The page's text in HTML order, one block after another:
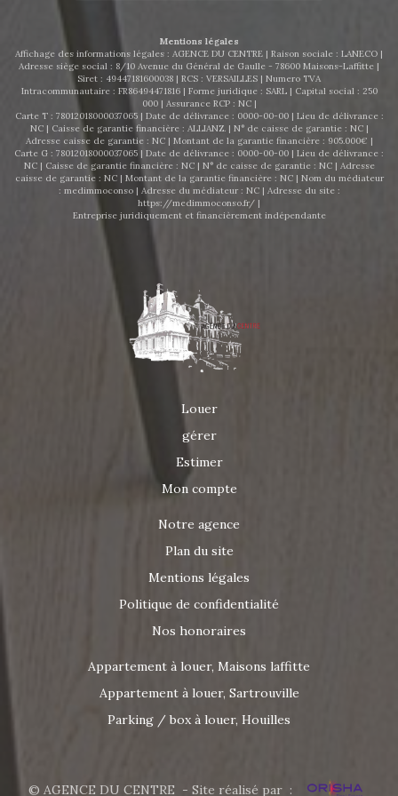
Mentions légales
Affichage des informations légales : AGENCE DU CENTRE | Raison sociale : LANECO |
Adresse siège social : 8/10 Avenue du Général de Gaulle - 78600 Maisons-Laffitte |
Siret : 49447181600038 | RCS : VERSAILLES | Numero TVA
Intracommunautaire : FR86494471816 | Forme juridique : SARL | Capital social : 250
000 | Assurance RCP : NC |
Carte T : 78012018000037065 | Date de délivrance : 0000-00-00 | Lieu de délivrance :
NC | Caisse de garantie financière : ALLIANZ. | N° de caisse de garantie : NC |
Adresse caisse de garantie : NC | Montant de la garantie financière : 905.000€ |
Carte G : 78012018000037065 | Date de délivrance : 0000-00-00 | Lieu de délivrance :
NC | Caisse de garantie financière : NC | N° de caisse de garantie : NC | Adresse
caisse de garantie : NC | Montant de la garantie financière : NC | Nom du médiateur
: medimmoconso | Adresse du médiateur : NC | Adresse du site :
https://medimmoconso.fr/ |
Entreprise juridiquement et financièrement indépendante
Louer
gérer
Estimer
Mon compte
Notre agence
Plan du site
Mentions légales
Politique de confidentialité
Nos honoraires
Appartement à louer, Maisons laffitte
Appartement à louer, Sartrouville
Parking / box à louer, Houilles
© AGENCE DU CENTRE - Site réalisé par :